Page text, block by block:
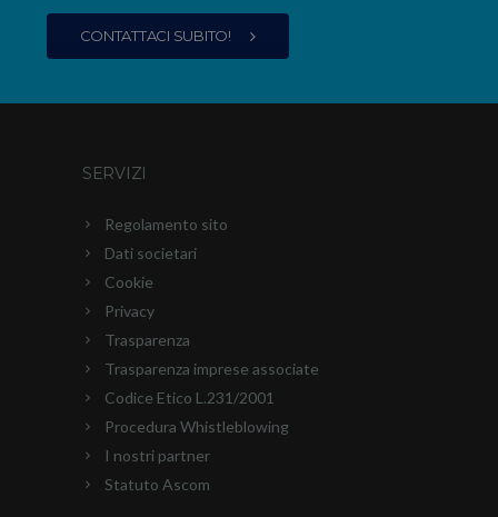
CONTATTACI SUBITO!
SERVIZI
Regolamento sito
Dati societari
Cookie
Privacy
Trasparenza
Trasparenza imprese associate
Codice Etico L.231/2001
Procedura Whistleblowing
I nostri partner
Statuto Ascom